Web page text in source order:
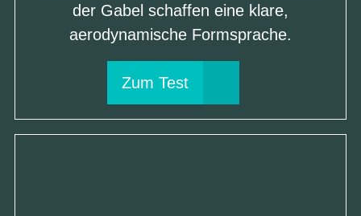
der Gabel schaffen eine klare,
aerodynamische Formsprache.
Zum Test